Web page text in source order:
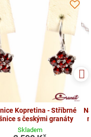
Kopretina - Stříbrné
s českými granáty
Skladem